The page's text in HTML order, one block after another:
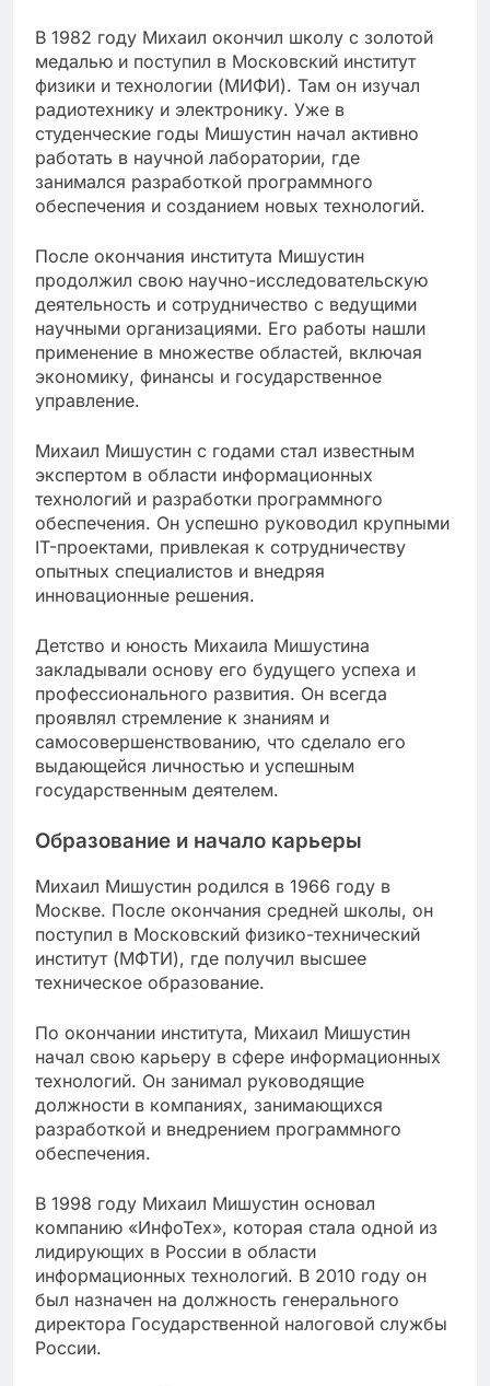
В 1982 году Михаил окончил школу с золотой
медалью и поступил в Московский институт
физики и технологии (МИФИ). Там он изучал
радиотехнику и электронику. Уже в
студенческие годы Мишустин начал активно
работать в научной лаборатории, где
занимался разработкой программного
обеспечения и созданием новых технологий.
После окончания института Мишустин
продолжил свою научно-исследовательскую
деятельность и сотрудничество с ведущими
научными организациями. Его работы нашли
применение в множестве областей, включая
экономику, финансы и государственное
управление.
Михаил Мишустин с годами стал известным
экспертом в области информационных
технологий и разработки программного
обеспечения. Он успешно руководил крупными
IT-проектами, привлекая к сотрудничеству
опытных специалистов и внедряя
инновационные решения.
Детство и юность Михаила Мишустина
закладывали основу его будущего успеха и
профессионального развития. Он всегда
проявлял стремление к знаниям и
самосовершенствованию, что сделало его
выдающейся личностью и успешным
государственным деятелем.
Образование и начало карьеры
Михаил Мишустин родился в 1966 году в
Москве. После окончания средней школы, он
поступил в Московский физико-технический
институт (МФТИ), где получил высшее
техническое образование.
По окончании института, Михаил Мишустин
начал свою карьеру в сфере информационных
технологий. Он занимал руководящие
должности в компаниях, занимающихся
разработкой и внедрением программного
обеспечения.
В 1998 году Михаил Мишустин основал
компанию «ИнфоТех», которая стала одной из
лидирующих в России в области
информационных технологий. В 2010 году он
был назначен на должность генерального
директора Государственной налоговой службы
России.